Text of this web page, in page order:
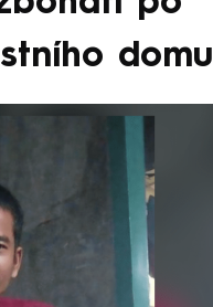
domu